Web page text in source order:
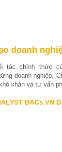
doanh
tác chính thức
doanh nghiệp.
khăn và tư vấn
BACs.VN